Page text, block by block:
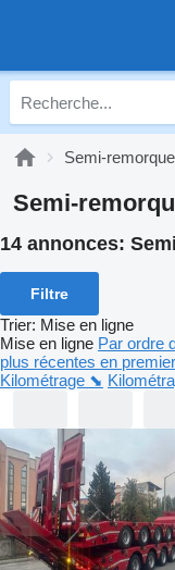
Semi-
Semi-
14 annonces:
Filtre
Trier: Mise en ligne
Mise en ligne Par ordre
plus récentes en premier
Kilométrage ⬊